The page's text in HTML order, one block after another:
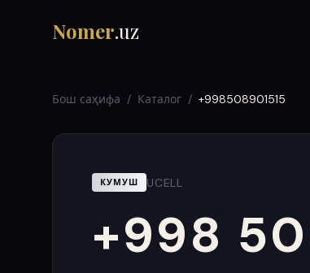
Nomer.uz
Бош саҳифа / Каталог / +998508901515
КУМУШ UCELL
+998 50
000
999